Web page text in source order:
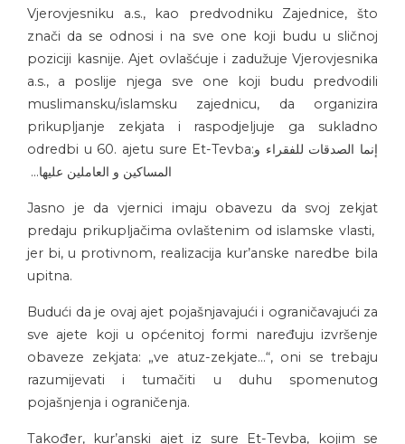
Vjerovjesniku a.s., kao predvodniku Zajednice, što
znači da se odnosi i na sve one koji budu u sličnoj
poziciji kasnije. Ajet ovlašćuje i zadužuje Vjerovjesnika
a.s., a poslije njega sve one koji budu predvodili
muslimansku/islamsku zajednicu, da organizira
prikupljanje zekjata i raspodjeljuje ga sukladno
odredbi u 60. ajetu sure Et-Tevba:إنما الصدقات للفقراء و
المساكين و العاملين عليها…
Jasno je da vjernici imaju obavezu da svoj zekjat
predaju prikupljačima ovlaštenim od islamske vlasti,
jer bi, u protivnom, realizacija kur’anske naredbe bila
upitna.
Budući da je ovaj ajet pojašnjavajući i ograničavajući za
sve ajete koji u općenitoj formi naređuju izvršenje
obaveze zekjata: „ve atuz-zekjate…“, oni se trebaju
razumijevati i tumačiti u duhu spomenutog
pojašnjenja i ograničenja.
Također, kur’anski ajet iz sure Et-Tevba, kojim se